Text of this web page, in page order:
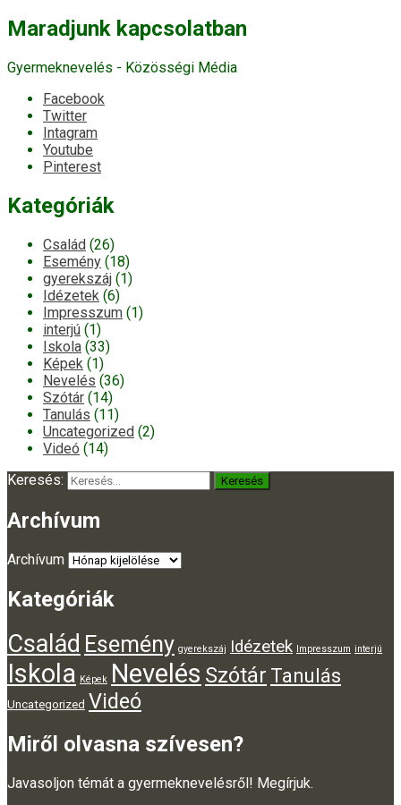
Maradjunk kapcsolatban
Gyermeknevelés - Közösségi Média
Facebook
Twitter
Intagram
Youtube
Pinterest
Kategóriák
Család (26)
Esemény (18)
gyerekszáj (1)
Idézetek (6)
Impresszum (1)
interjú (1)
Iskola (33)
Képek (1)
Nevelés (36)
Szótár (14)
Tanulás (11)
Uncategorized (2)
Videó (14)
Keresés:
Archívum
Archívum
Kategóriák
Család Esemény gyerekszáj Idézetek Impresszum interjú
Iskola Képek Nevelés Szótár Tanulás
Uncategorized Videó
Miről olvasna szívesen?
Javasoljon témát a gyermeknevelésről! Megírjuk.